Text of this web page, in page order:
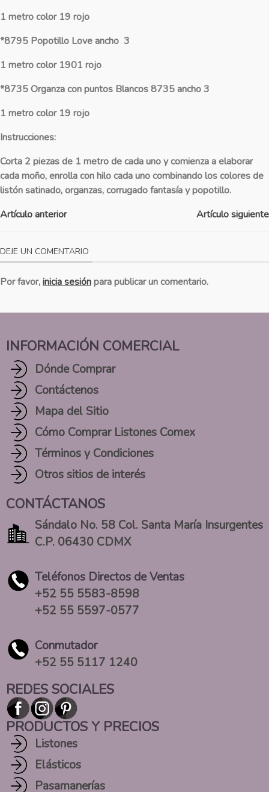
1 metro color 19 rojo
*8795 Popotillo Love ancho 3
1 metro color 1901 rojo
*8735 Organza con puntos Blancos 8735 ancho 3
1 metro color 19 rojo
Instrucciones:
Corta 2 piezas de 1 metro de cada uno y comienza a elaborar
cada moño, enrolla con hilo cada uno combinando los colores de
listón satinado, organzas, corrugado fantasía y popotillo.
Artículo anterior
Artículo siguiente
DEJE UN COMENTARIO
Por favor,inicia sesiónpara publicar un comentario.
INFORMACIÓN COMERCIAL
Dónde Comprar
Contáctenos
Mapa del Sitio
Cómo Comprar Listones Comex
Términos y Condiciones
Otros sitios de interés
CONTÁCTANOS
Sándalo No. 58 Col. Santa María Insurgentes
C.P. 06430 CDMX
Teléfonos Directos de Ventas
+52 55 5583-8598
+52 55 5597-0577
Conmutador
+52 55 5117 1240
REDES SOCIALES
PRODUCTOS Y PRECIOS
Listones
Elásticos
Pasamanerías